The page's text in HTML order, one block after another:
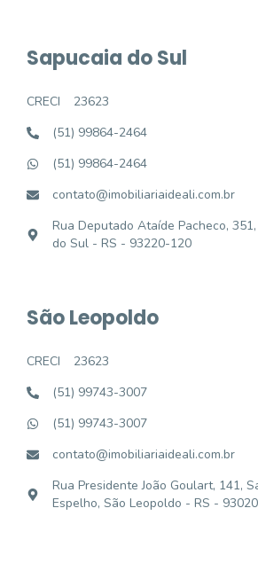
Sapucaia do Sul
CRECI
23623
(51) 99864-2464
(51) 99864-2464
contato@imobiliariaideali.com.br
Rua Deputado Ataíde Pacheco,
do Sul - RS - 93220-120
São Leopoldo
CRECI
23623
(51) 99743-3007
(51) 99743-3007
contato@imobiliariaideali.com.br
Rua Presidente João Goulart, 141,
Espelho, São Leopoldo - RS -